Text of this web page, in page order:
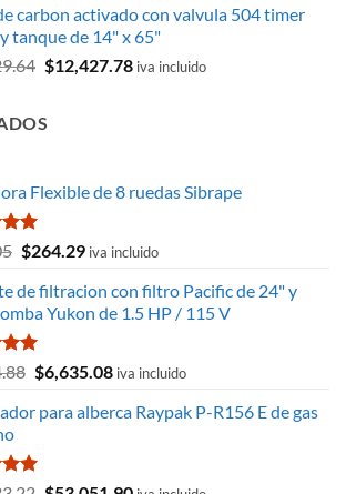
era:
$16,620.85.
es:
$15,289.73.
carbon activado con valvula 504 timer
tanque de 14" x 65"
El
era:
$12,427.78Eliva incluido
Flexible de 8 ruedas Sibrape
El
original
era:
$386.05.
$264.29El
actual
es:
iva incluido
de filtracion con filtro Pacific de 24" y
Yukon de 1.5 HP / 115 V
El
original
$8,304.88.
$6,635.08El
actual
iva incluido
para alberca Raypak P-R156 E de gas